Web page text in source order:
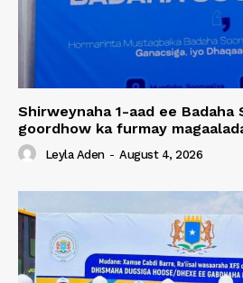
Shirweynaha 1-aad ee Badaha
goordhow ka furmay
Leyla Aden - August 4, 2026